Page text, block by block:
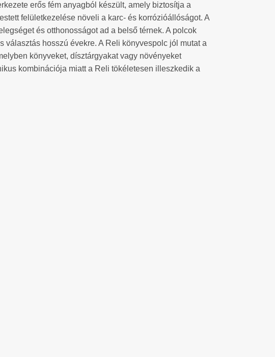
erős fém anyagból készült, amely biztosítja a
felületkezelése növeli a karc- és korrózióállóságot. A
és otthonosságot ad a belső térnek. A polcok
hosszú évekre. A Reli könyvespolc jól mutat a
könyveket, dísztárgyakat vagy növényeket
kombinációja miatt a Reli tökéletesen illeszkedik a